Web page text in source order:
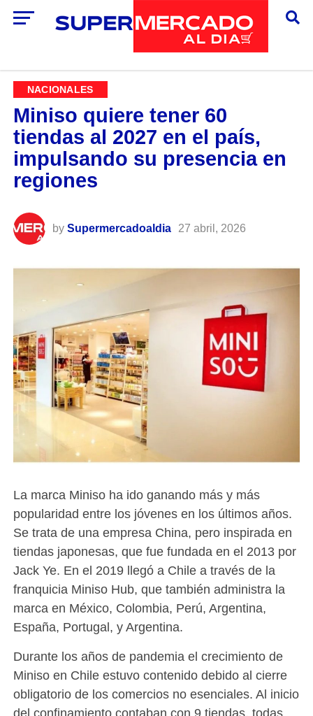
NACIONALES
Miniso quiere tener 60
tiendas al 2027 en el país,
impulsando su presencia en
regiones
by Supermercadoaldia 27 abril, 2026
La marca Miniso ha ido ganando más y más
popularidad entre los jóvenes en los últimos años.
Se trata de una empresa China, pero inspirada en
tiendas japonesas, que fue fundada en el 2013 por
Jack Ye. En el 2019 llegó a Chile a través de la
franquicia Miniso Hub, que también administra la
marca en México, Colombia, Perú, Argentina,
España, Portugal, y Argentina.
Durante los años de pandemia el crecimiento de
Miniso en Chile estuvo contenido debido al cierre
obligatorio de los comercios no esenciales. Al inicio
del confinamiento contaban con 9 tiendas, todas